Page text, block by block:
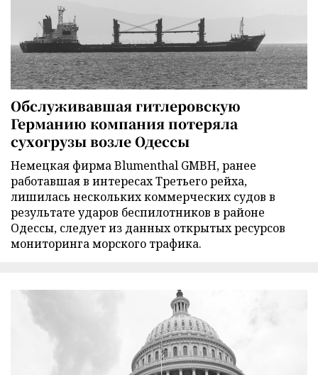
Обслуживавшая гитлеровскую
Германию компания потеряла
сухогрузы возле Одессы
Немецкая фирма Blumenthal GMBH, ранее
работавшая в интересах Третьего рейха,
лишилась нескольких коммерческих судов в
результате ударов беспилотников в районе
Одессы, следует из данных открытых ресурсов
мониторинга морского трафика.